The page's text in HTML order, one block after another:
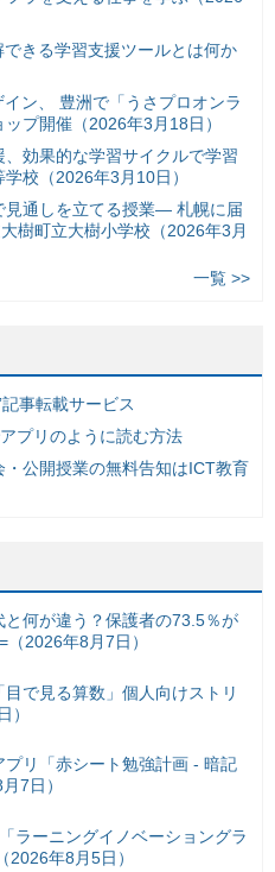
できる学習支援ツールとは何か
ン、 豊洲で「うさプロオンラ
プ開催（2026年3月18日）
効果的な学習サイクルで学習
校（2026年3月10日）
見通しを立てる授業— 札幌に届
樹町立大樹小学校（2026年3月
一覧 >>
事転載サービス
プリのように読む方法
公開授業の無料告知はICT教育
何が違う？保護者の73.5％が
2026年8月7日）
で見る算数」個人向けストリ
）
リ「赤シート勉強計画 - 暗記
7日）
ラーニングイノベーショングラ
2026年8月5日）